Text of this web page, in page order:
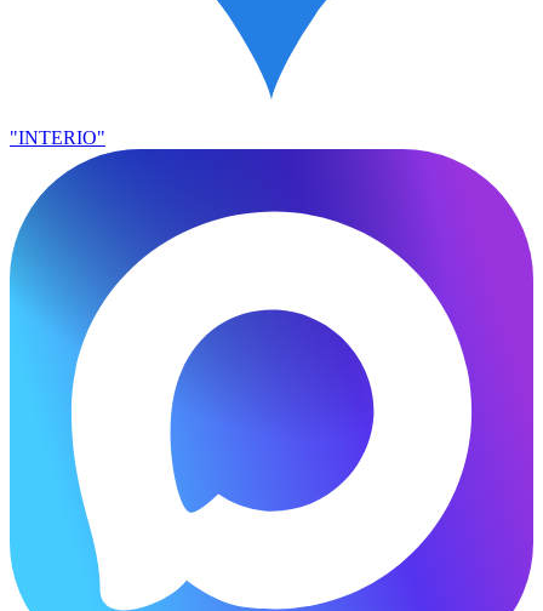
"INTERIO"